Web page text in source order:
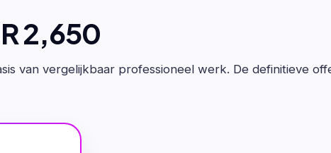
2,650
van vergelijkbaar professioneel werk. De definitieve